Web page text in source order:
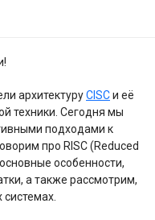
архитектуруCISCи её
техники. Сегодня мы
подходами к
про RISC (Reduced
особенности,
а также рассмотрим,